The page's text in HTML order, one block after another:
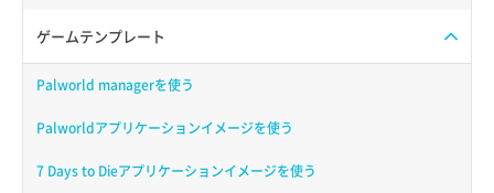
ゲームテンプレート
Palworld managerを使う
Palworldアプリケーションイメージを使う
7 Days to Dieアプリケーションイメージを使う